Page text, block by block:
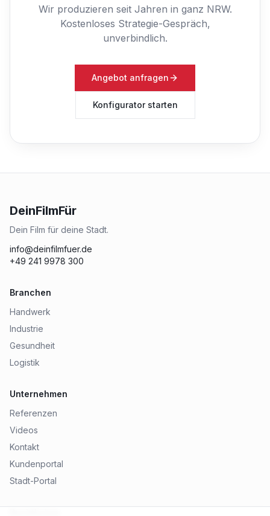
Wir produzieren seit Jahren in ganz NRW.
Kostenloses Strategie-Gespräch,
unverbindlich.
Angebot anfragen
Konfigurator starten
DeinFilmFür
Dein Film für deine Stadt.
info@deinfilmfuer.de
+49 241 9978 300
Branchen
Handwerk
Industrie
Gesundheit
Logistik
Unternehmen
Referenzen
Videos
Kontakt
Kundenportal
Stadt-Portal